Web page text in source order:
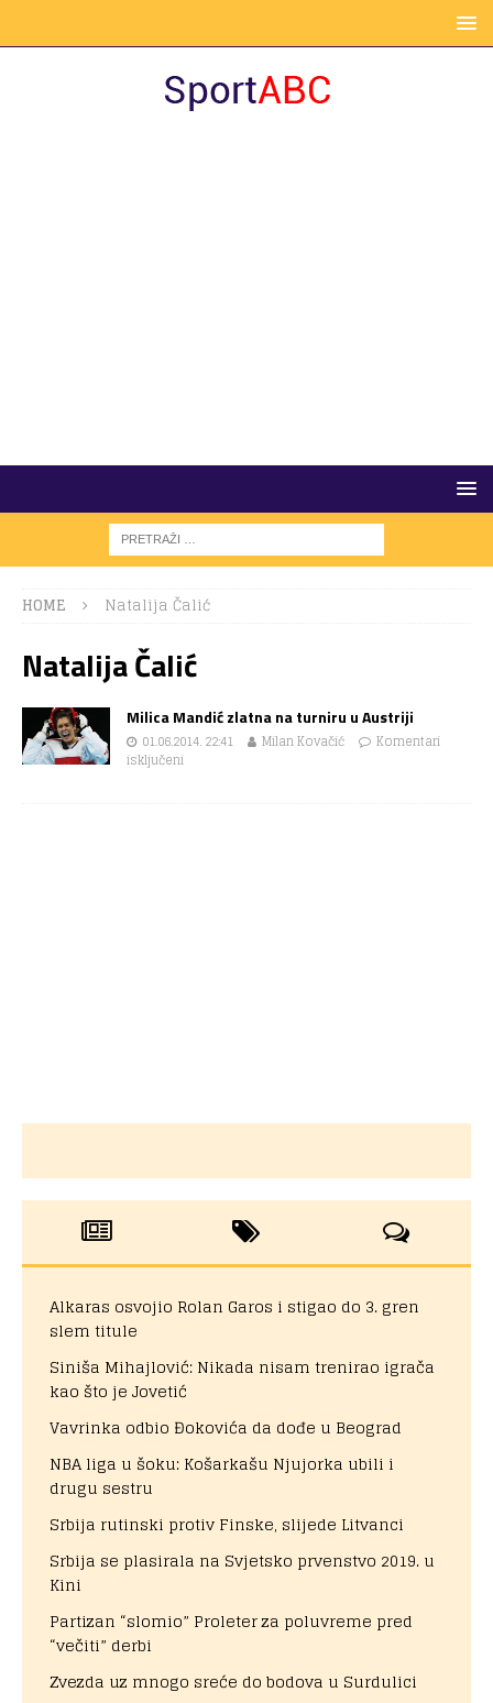
HOME Natalija Čalić
Natalija Čalić
Milica Mandić zlatna na turniru u Austriji
01.06.2014. 22:41 Milan Kovačić
Komentari
isključeni
Alkaras osvojio Rolan Garos i stigao do 3. gren
slem titule
Siniša Mihajlović: Nikada nisam trenirao igrača
kao što je Jovetić
Vavrinka odbio Đokovića da dođe u Beograd
NBA liga u šoku: Košarkašu Njujorka ubili i
drugu sestru
Srbija rutinski protiv Finske, slijede Litvanci
Srbija se plasirala na Svjetsko prvenstvo 2019. u
Kini
Partizan “slomio” Proleter za poluvreme pred
“večiti” derbi
Zvezda uz mnogo sreće do bodova u Surdulici